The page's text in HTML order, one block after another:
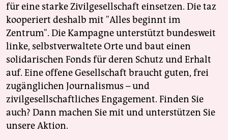
für eine starke Zivilgesellschaft einsetzen. Die taz
kooperiert deshalb mit "Alles beginnt im
Zentrum". Die Kampagne unterstützt bundesweit
linke, selbstverwaltete Orte und baut einen
solidarischen Fonds für deren Schutz und Erhalt
auf. Eine offene Gesellschaft braucht guten, frei
zugänglichen Journalismus – und
zivilgesellschaftliches Engagement. Finden Sie
auch? Dann machen Sie mit und unterstützen Sie
unsere Aktion.